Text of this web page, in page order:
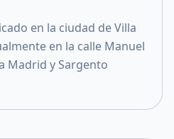
en la ciudad de Villa
en la calle Manuel
Madrid y Sargento